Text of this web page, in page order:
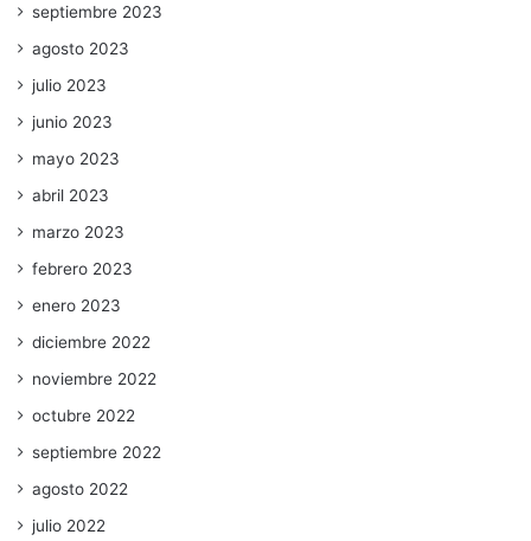
septiembre 2023
agosto 2023
julio 2023
junio 2023
mayo 2023
abril 2023
marzo 2023
febrero 2023
enero 2023
diciembre 2022
noviembre 2022
octubre 2022
septiembre 2022
agosto 2022
julio 2022